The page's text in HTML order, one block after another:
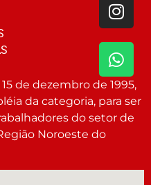
de dezembro de 1995,
da categoria, para ser
do setor de
Noroeste do